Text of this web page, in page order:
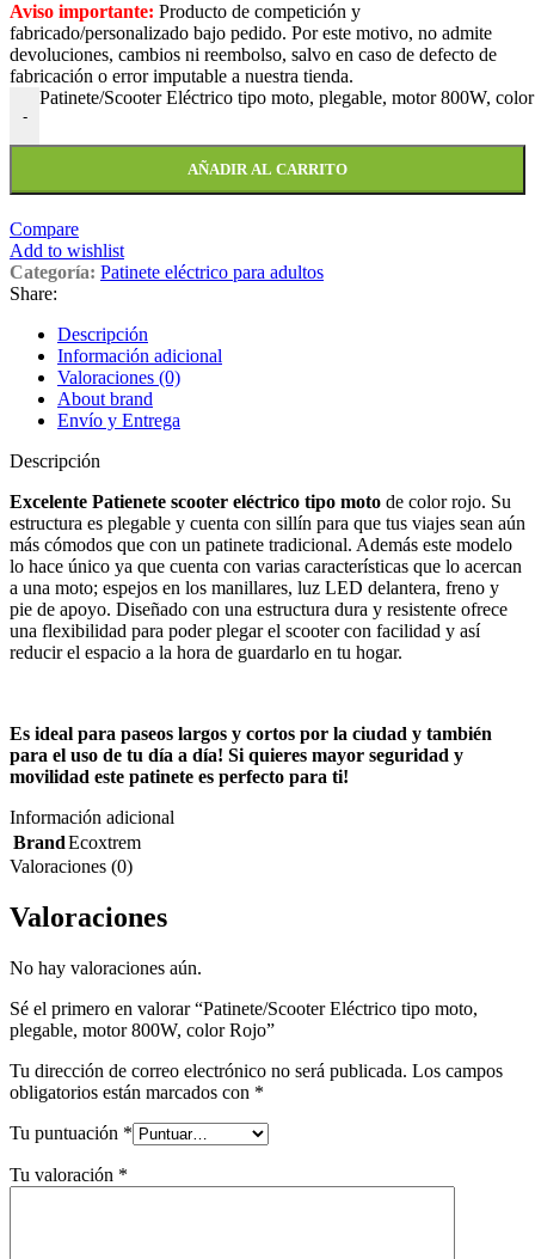
Aviso importante: Producto de competición y
fabricado/personalizado bajo pedido. Por este motivo, no admite
devoluciones, cambios ni reembolso, salvo en caso de defecto de
fabricación o error imputable a nuestra tienda.
-
Patinete/Scooter Eléctrico tipo moto, plegable, motor 800W,
AÑADIR AL CARRITO
Compare
Add to wishlist
Categoría: Patinete eléctrico para adultos
Share:
Descripción
Información adicional
Valoraciones (0)
About brand
Envío y Entrega
Descripción
Excelente Patienete scooter eléctrico tipo moto de color rojo. Su
estructura es plegable y cuenta con sillín para que tus viajes sean aún
más cómodos que con un patinete tradicional. Además este modelo
lo hace único ya que cuenta con varias características que lo acercan
a una moto; espejos en los manillares, luz LED delantera, freno y
pie de apoyo. Diseñado con una estructura dura y resistente ofrece
una flexibilidad para poder plegar el scooter con facilidad y así
reducir el espacio a la hora de guardarlo en tu hogar.
Es ideal para paseos largos y cortos por la ciudad y también
para el uso de tu día a día! Si quieres mayor seguridad y
movilidad este patinete es perfecto para ti!
Información adicional
BrandEcoxtrem
Valoraciones (0)
Valoraciones
No hay valoraciones aún.
Sé el primero en valorar “Patinete/Scooter Eléctrico tipo moto,
plegable, motor 800W, color Rojo”
Tu dirección de correo electrónico no será publicada. Los campos
obligatorios están marcados con *
Tu puntuación *
Tu valoración *